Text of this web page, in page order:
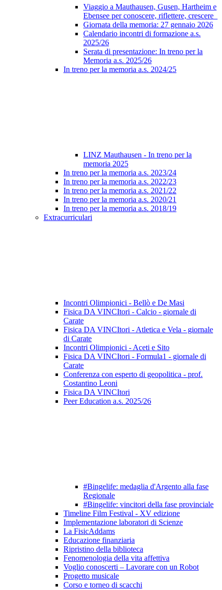
Viaggio a Mauthausen, Gusen, Hartheim e
Ebensee per conoscere, riflettere, crescere
Giornata della memoria: 27 gennaio 2026
Calendario incontri di formazione a.s.
2025/26
Serata di presentazione: In treno per la
Memoria a.s. 2025/26
In treno per la memoria a.s. 2024/25
LINZ Mauthausen - In treno per la
memoria 2025
In treno per la memoria a.s. 2023/24
In treno per la memoria a.s. 2022/23
In treno per la memoria a.s. 2021/22
In treno per la memoria a.s. 2020/21
In treno per la memoria a.s. 2018/19
Extracurriculari
Incontri Olimpionici - Bellò e De Masi
Fisica DA VINCItori - Calcio - giornale di
Carate
Fisica DA VINCItori - Atletica e Vela - giornale
di Carate
Incontri Olimpionici - Aceti e Sito
Fisica DA VINCItori - Formula1 - giornale di
Carate
Conferenza con esperto di geopolitica - prof.
Costantino Leoni
Fisica DA VINCItori
Peer Education a.s. 2025/26
#Bingelife: medaglia d'Argento alla fase
Regionale
#Bingelife: vincitori della fase provinciale
Timeline Film Festival - XV edizione
Implementazione laboratori di Scienze
La FisicAddams
Educazione finanziaria
Ripristino della biblioteca
Fenomenologia della vita affettiva
Voglio conoscerti – Lavorare con un Robot
Progetto musicale
Corso e torneo di scacchi